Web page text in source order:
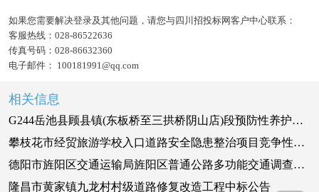
如果您需要解决登录及其他问题，请您与四川招投标网客户中心联系：
客服热线： 028-86522636
传真号码： 028-86632360
电子邮件： 100181991@qq.com
相关信息
G244岳池县顾县镇(东板桥至三拱桥阴山店)段预防性养护工程谈判邀请
攀枝花市经贸旅游学校入口道路安全隐患整治项目竞争性谈判采购公告
德阳市旌阳区交通运输局旌阳区普通公路多功能交通调查站建设项目(二次)招标公告
隆昌市黄家镇九龙村村级道路修复改造工程中标公告